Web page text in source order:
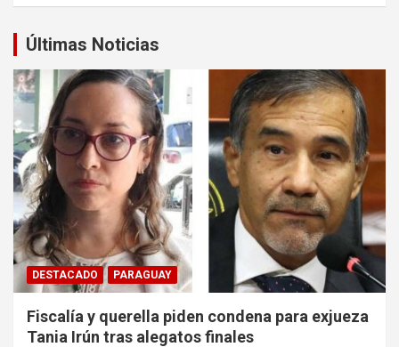
Últimas Noticias
DESTACADO PARAGUAY
Fiscalía y querella piden condena para exjueza
Tania Irún tras alegatos finales